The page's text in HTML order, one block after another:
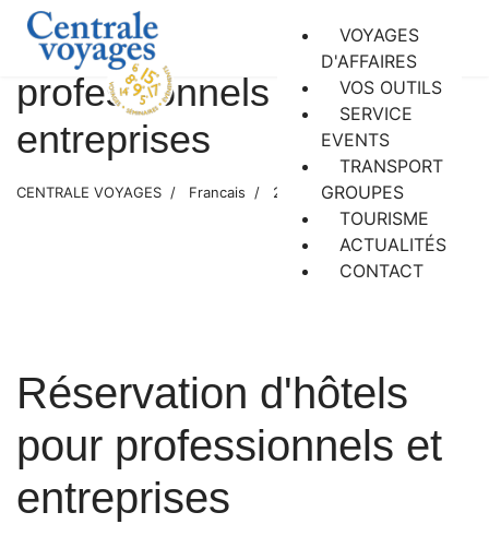
VOYAGES
D'AFFAIRES
VOS OUTILS
SERVICE
EVENTS
TRANSPORT
GROUPES
TOURISME
ACTUALITÉS
CONTACT
Réservation d'hôtels pour
professionnels et
entreprises
CENTRALE VOYAGES Francais 23 février 2023
Réservation d'hôtels
pour professionnels et
entreprises